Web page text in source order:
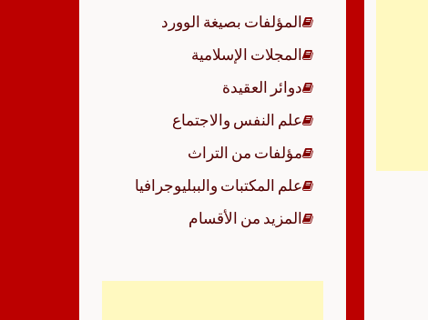
المؤلفات بصيغة الوورد
المجلات الإسلامية
دوائر العقيدة
علم النفس والاجتماع
مؤلفات من التراث
علم المكتبات والببليوجرافيا
المزيد من الأقسام